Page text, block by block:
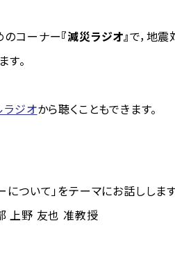
コーナー『減災ラジオ』で，地
。
ラジオから聴くこともできます。
ついて」をテーマにお話しします
友也 准教授